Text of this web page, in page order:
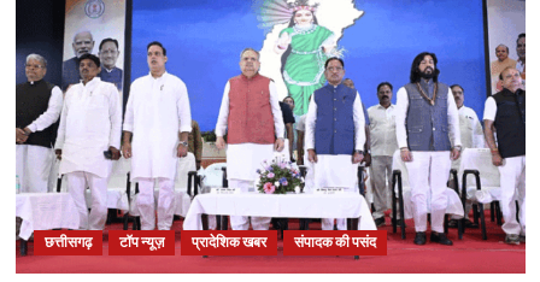
छत्तीसगढ़ टॉप न्यूज़ प्रादेशिक खबर संपादक की पसंद